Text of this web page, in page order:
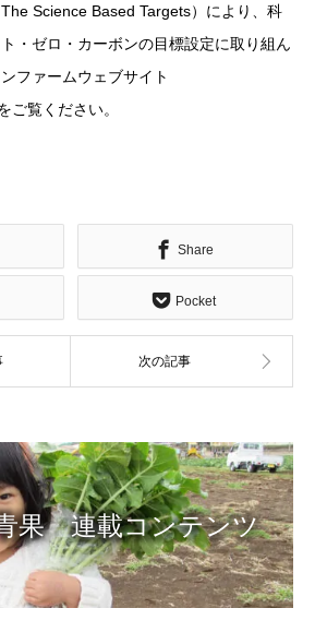
Science Based Targets）により、科
・ゼロ・カーボンの目標設定に取り組ん
ファームウェブサイト
ご覧ください。
Share
Pocket
果 連載コンテンツ